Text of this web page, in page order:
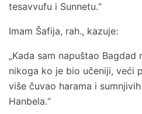
tesavvufu i Sunnetu.“
Imam Šafija, rah., kazuje:
„Kada sam napuštao
nikoga ko je bio učeniji, veći
više čuvao harama i
Hanbela.“